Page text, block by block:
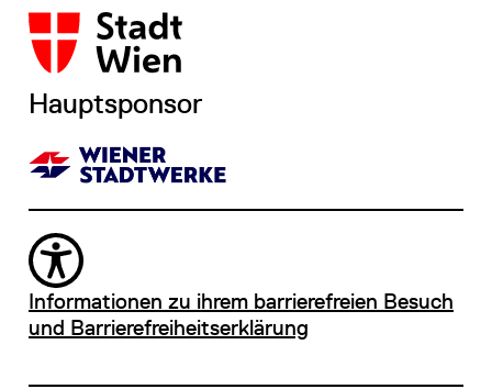
Hauptsponsor
Informationen zu ihrem barrierefreien Besuch
und Barrierefreiheitserklärung